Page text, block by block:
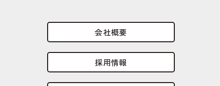
会社概要
採用情報